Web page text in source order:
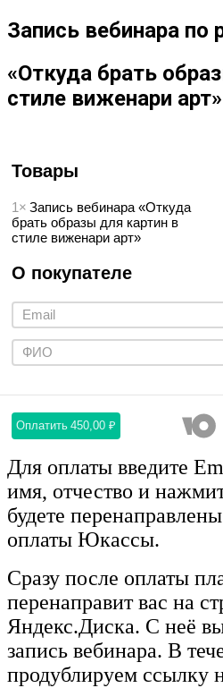
Запись вебинара по
«Откуда брать
стиле виженари арт»
Товары
1× Запись вебинара «Откуда
брать образы для картин в
стиле виженари арт»
О покупателе
Оплатить 450,00 ₽
Для оплаты введите
имя, отчество и
будете
оплаты Юкассы.
Сразу после оплаты
перенаправит вас на
Яндекс.Диска. С неё
запись вебинара. В
продублируем ссылку